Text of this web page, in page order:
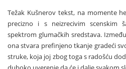
Težak Kušnerov tekst, na momente
precizno i s neizrecivim scenskim
spektrom glumačkih sredstava.
ona stvara prefinjeno tkanje gradeći
struke, koja joj zbog toga s radošću